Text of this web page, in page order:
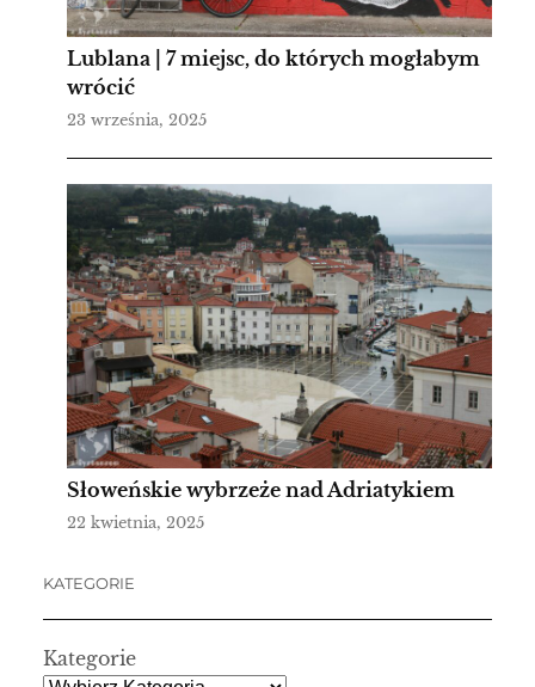
Lublana | 7 miejsc, do których mogłabym
wrócić
23 września, 2025
Słoweńskie wybrzeże nad Adriatykiem
22 kwietnia, 2025
KATEGORIE
Kategorie